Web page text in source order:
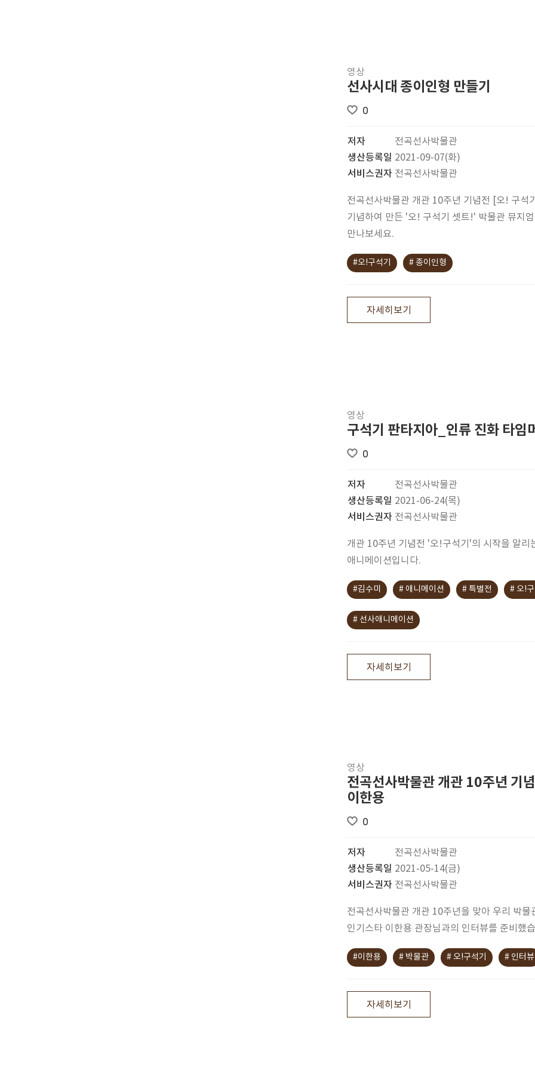
영상
선사시대 종이인형 만들기
0
저자
전곡선사박물관
생산등록일 2021-09-07(화)
서비스권자 전곡선사박물관
전곡선사박물관 개관 10주년 기념전 [오! 구석
기념하여 만든 '오! 구석기 셋트!' 박물관 뮤지
만나보세요.
#오!구석기 # 종이인형
자세히보기
영상
구석기 판타지아_인류 진화 타임
0
저자
전곡선사박물관
생산등록일 2021-06-24(목)
서비스권자 전곡선사박물관
개관 10주년 기념전 '오!구석기'의 시작을 알리
애니메이션입니다.
#김수미 # 애니메이션 # 특별전 # 오!
# 선사애니메이션
자세히보기
영상
전곡선사박물관 개관 10주년 기
이한용
0
저자
전곡선사박물관
생산등록일 2021-05-14(금)
서비스권자 전곡선사박물관
전곡선사박물관 개관 10주년을 맞아 우리 박물
인기스타 이한용 관장님과의 인터뷰를 준비했
#이한용 # 박물관 # 오!구석기 # 인터뷰
자세히보기